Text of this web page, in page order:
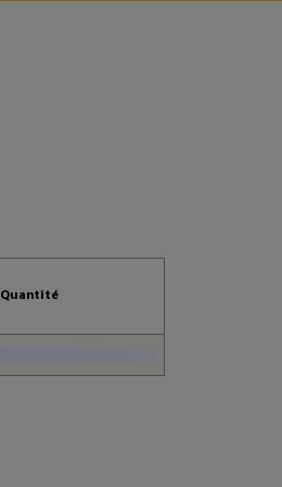
Quantité